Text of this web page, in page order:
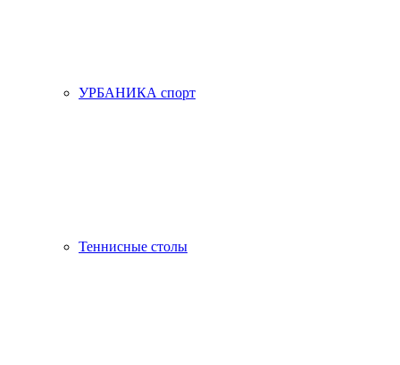
УРБАНИКА спорт
Теннисные столы